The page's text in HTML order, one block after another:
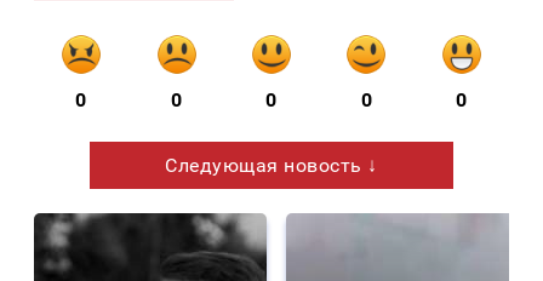
0 0 0 0 0
Следующая новость ↓